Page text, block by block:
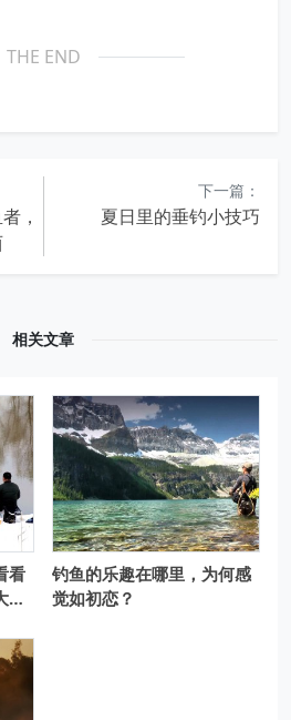
THE END
，
下一篇：
夏日里的垂钓小技巧
相关文章
看
帮
钓鱼的乐趣在哪里，为何感
觉如初恋？